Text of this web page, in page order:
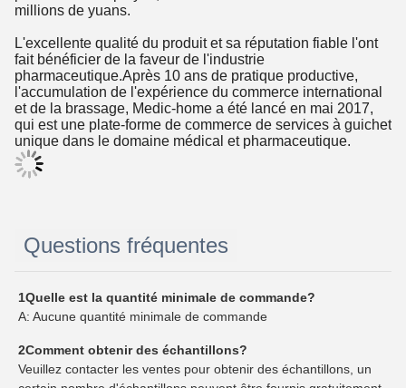
millions de yuans.
L'excellente qualité du produit et sa réputation fiable l'ont
fait bénéficier de la faveur de l'industrie
pharmaceutique.Après 10 ans de pratique productive,
l'accumulation de l'expérience du commerce international
et de la brassage, Medic-home a été lancé en mai 2017,
qui est une plate-forme de commerce de services à guichet
unique dans le domaine médical et pharmaceutique.
Questions fréquentes
1Quelle est la quantité minimale de commande?
A: Aucune quantité minimale de commande
2Comment obtenir des échantillons?
Veuillez contacter les ventes pour obtenir des échantillons, un